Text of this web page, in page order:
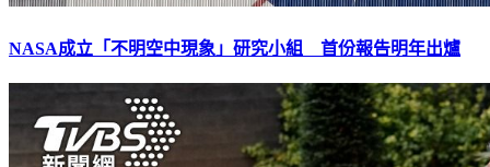
NASA成立「不明空中現象」研究小組 首份報告明年出爐